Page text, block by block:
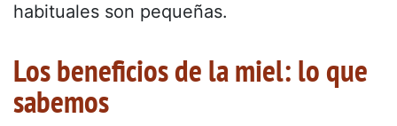
habituales son pequeñas.
Los beneficios de la miel: lo que
sabemos